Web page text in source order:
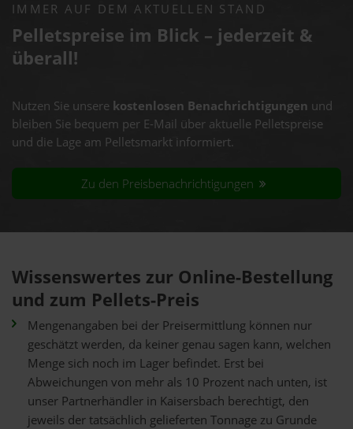
IMMER AUF DEM AKTUELLEN STAND
Pelletspreise im Blick – jederzeit &
überall!
Nutzen Sie unsere kostenlosen Benachrichtigungen und
bleiben Sie bequem per E-Mail über aktuelle Pelletspreise
und die Lage am Pelletsmarkt informiert.
Zu den Preisbenachrichtigungen
Wissenswertes zur Online-Bestellung
und zum Pellets-Preis
Mengenangaben bei der Preisermittlung können nur
geschätzt werden, da keiner genau sagen kann, welchen
Menge sich noch im Lager befindet. Erst bei
Abweichungen von mehr als 10 Prozent nach unten, ist
unser Partnerhändler in Kaisersbach berechtigt, den
jeweils der tatsächlich gelieferten Tonnage zu Grunde